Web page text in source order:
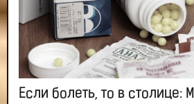
Если болеть, то в столице: